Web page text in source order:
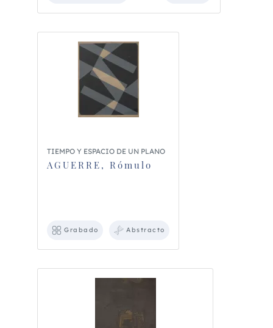
TIEMPO Y ESPACIO DE UN PLANO
AGUERRE, Rómulo
Grabado Abstracto